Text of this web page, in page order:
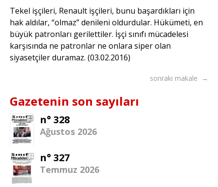
Tekel işçileri, Renault işçileri, bunu başardıkları için
hak aldılar, “olmaz” denileni oldurdular. Hükümeti, en
büyük patronları gerilettiler. İşçi sınıfı mücadelesi
karşısında ne patronlar ne onlara siper olan
siyasetçiler duramaz. (03.02.2016)
sonraki makale →
Gazetenin son sayıları
n° 328
Ağustos 2026
n° 327
Temmuz 2026